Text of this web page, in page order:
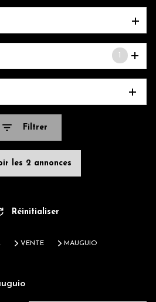
1
Filtrer
les 2 annonces
Réinitialiser
VENTE MAUGUIO